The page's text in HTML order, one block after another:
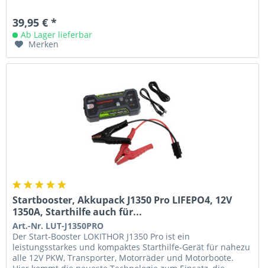
39,95 € *
Ab Lager lieferbar
Merken
Startbooster, Akkupack J1350 Pro LIFEPO4, 12V
1350A, Starthilfe auch für...
Art.-Nr. LUT-J1350PRO
Der Start-Booster LOKITHOR J1350 Pro ist ein
leistungsstarkes und kompaktes Starthilfe-Gerät für nahezu
alle 12V PKW, Transporter, Motorräder und Motorboote.